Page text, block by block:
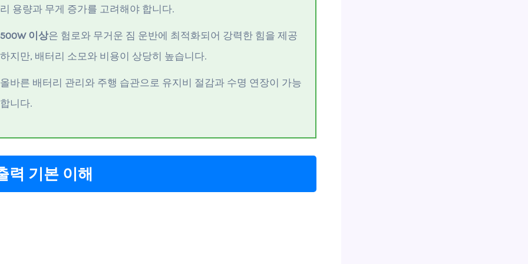
리 용량과 무게 증가를 고려해야 합니다.
500W 이상은 험로와 무거운 짐 운반에 최적화되어 강력한 힘을 제공
하지만, 배터리 소모와 비용이 상당히 높습니다.
올바른 배터리 관리와 주행 습관으로 유지비 절감과 수명 연장이 가능
합니다.
력 기본 이해